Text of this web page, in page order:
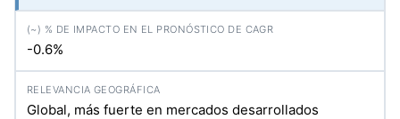
-0.6%
Global, más fuerte en mercados desarrollados